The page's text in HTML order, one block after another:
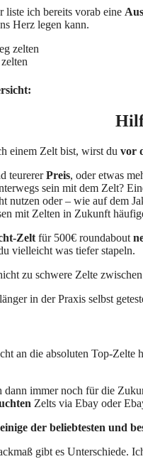
liste ich bereits vorab eine
Herz legen kann.
einem Zelt bist, wirst du vor
teurererPreis, oder etwas
sein mit dem Zelt?
nutzen oder – wie auf dem
mit Zelten in Zukunft
Zelt für 500€ roundabout
vielleicht was tiefer stapeln.
zu schwere Zelte
in der Praxis selbst
an die absoluten Top-Zelte
dann immer noch für die
Zelts via Ebay oder
einige der beliebtesten und
gibt es Unterschiede.